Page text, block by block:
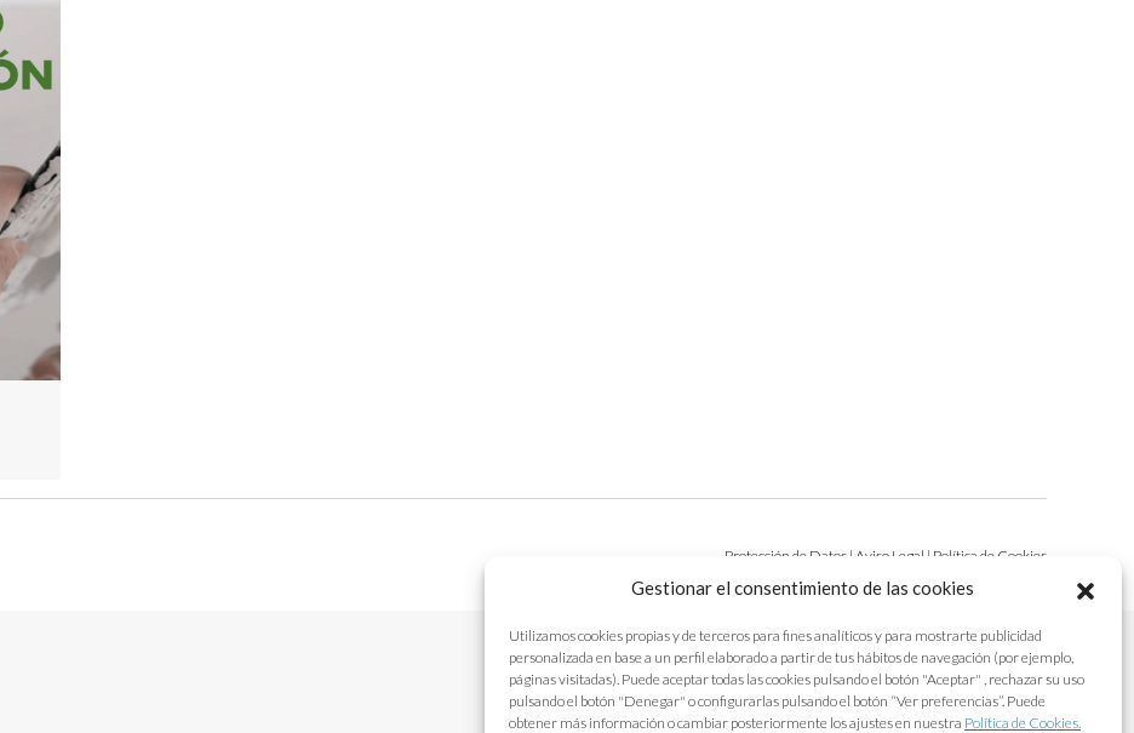
Gestionar el consentimiento de las cookies
Utilizamos cookies propias y de terceros para fines analíticos y para mostrarte publicidad
personalizada en base a un perfil elaborado a partir de tus hábitos de navegación (por ejemplo,
páginas visitadas). Puede aceptar todas las cookies pulsando el botón "Aceptar" , rechazar su uso
pulsando el botón "Denegar" o configurarlas pulsando el botón “Ver preferencias”. Puede
obtener más información o cambiar posteriormente los ajustes en nuestra Política de Cookies.
Protección de Datos | Aviso Legal | Política de Cookies